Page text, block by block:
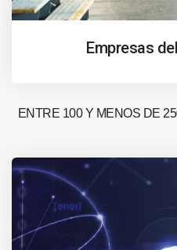
Empresas
ENTRE 100 Y MENOS DE